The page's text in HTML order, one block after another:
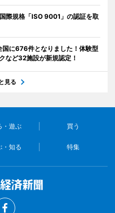
際規格「ISO 9001」の認証を取
に676件となりました！体験型
など32施設が新規認定！
見る
・遊ぶ 買う
・知る 特集